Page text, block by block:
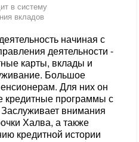
в систему
вкладов
начиная с
деятельности -
карты, вклады и
Большое
Для них он
кредитные программы с
внимания
Халва, а также
кредитной истории